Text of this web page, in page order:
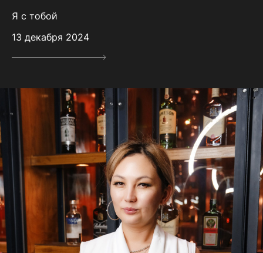
Я с тобой
13 декабря 2024